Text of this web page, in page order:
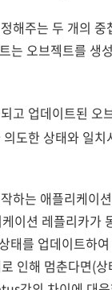
해주는 두 개의
는 오브젝트를 생
고 업데이트된 오
도한 상태와 일
하는 애플리케이
이션 레플리카가
를 업데이트하
인해 멈춘다면(